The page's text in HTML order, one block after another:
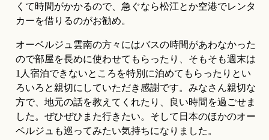
くて時間がかかるので、急ぐなら松江とか空港でレンタ
カーを借りるのがお勧め。
オーベルジュ雲南の方々にはバスの時間があわなかった
ので部屋を長めに使わせてもらったり、そもそも週末は
1人宿泊できないところを特別に泊めてもらったりとい
ろいろと親切にしていただき感謝です。みなさん親切な
方で、地元の話を教えてくれたり、良い時間を過ごせま
した。ぜひぜひまた行きたい。そして日本のほかのオー
ベルジュも巡ってみたい気持ちになりました。